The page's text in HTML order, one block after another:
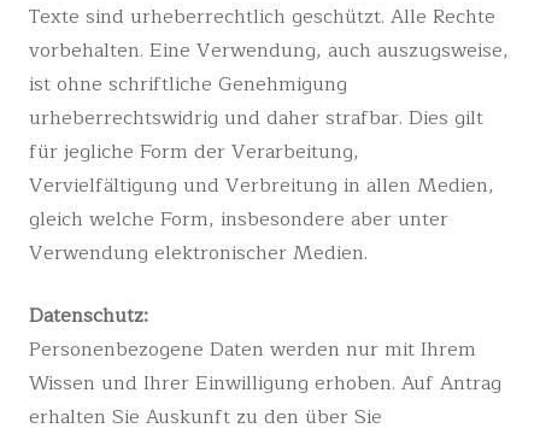
Texte sind urheberrechtlich geschützt. Alle Rechte
vorbehalten. Eine Verwendung, auch auszugsweise,
ist ohne schriftliche Genehmigung
urheberrechtswidrig und daher strafbar. Dies gilt
für jegliche Form der Verarbeitung,
Vervielfältigung und Verbreitung in allen Medien,
gleich welche Form, insbesondere aber unter
Verwendung elektronischer Medien.
Datenschutz:
Personenbezogene Daten werden nur mit Ihrem
Wissen und Ihrer Einwilligung erhoben. Auf Antrag
erhalten Sie Auskunft zu den über Sie